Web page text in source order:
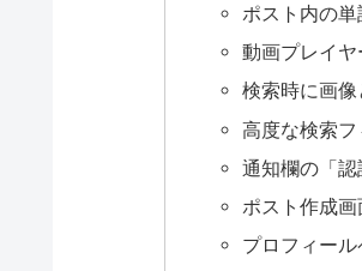
ポスト内の
動画プレイ
検索時に画
高度な検索
通知欄の「
ポスト作成
プロフィー